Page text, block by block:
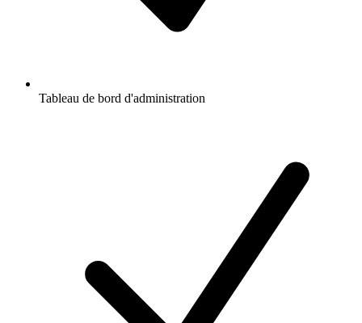
Tableau de bord d'administration